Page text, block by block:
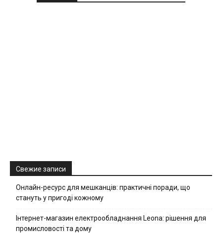
Свежие записи
Онлайн-ресурс для мешканців: практичні поради, що
стануть у пригоді кожному
Інтернет-магазин електрообладнання Leona: рішення для
промисловості та дому